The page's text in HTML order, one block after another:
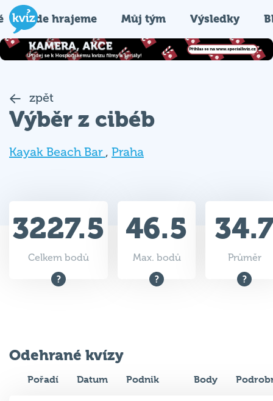
Kde hrajeme Můj tým Výsledky
zpět
Výběr z cibéb
Kayak Beach Bar , Praha
3227.5
Celkem bodů
46.5
Max. bodů Průměr
Odehrané kvízy
Pořadí Datum Podnik Body